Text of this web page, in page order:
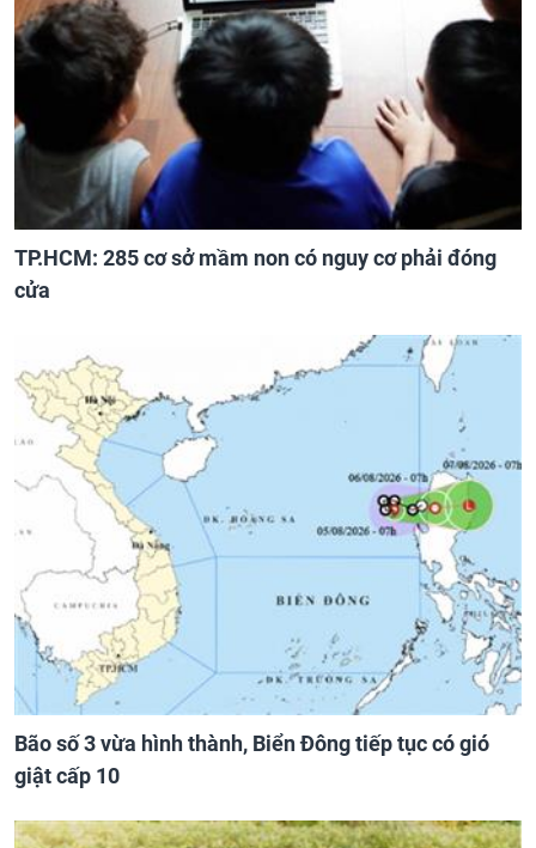
TP.HCM: 285 cơ sở mầm non có nguy cơ phải đóng
cửa
Bão số 3 vừa hình thành, Biển Đông tiếp tục có gió
giật cấp 10